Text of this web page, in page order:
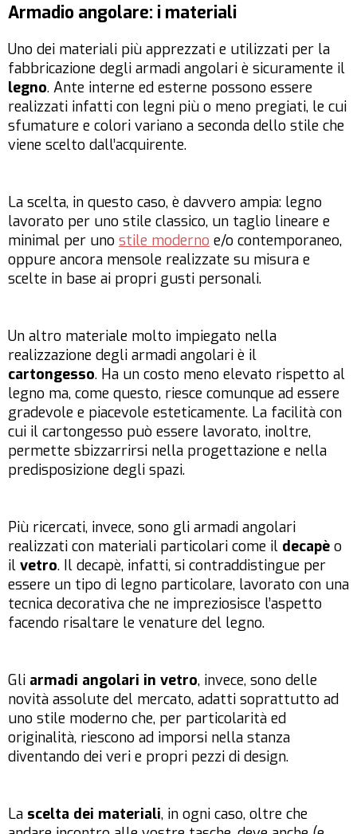
Armadio angolare: i materiali
Uno dei materiali più apprezzati e utilizzati per la
fabbricazione degli armadi angolari è sicuramente il
legno. Ante interne ed esterne possono essere
realizzati infatti con legni più o meno pregiati, le cui
sfumature e colori variano a seconda dello stile che
viene scelto dall’acquirente.
La scelta, in questo caso, è davvero ampia: legno
lavorato per uno stile classico, un taglio lineare e
minimal per uno stile moderno e/o contemporaneo,
oppure ancora mensole realizzate su misura e
scelte in base ai propri gusti personali.
Un altro materiale molto impiegato nella
realizzazione degli armadi angolari è il
cartongesso. Ha un costo meno elevato rispetto al
legno ma, come questo, riesce comunque ad essere
gradevole e piacevole esteticamente. La facilità con
cui il cartongesso può essere lavorato, inoltre,
permette sbizzarrirsi nella progettazione e nella
predisposizione degli spazi.
Più ricercati, invece, sono gli armadi angolari
realizzati con materiali particolari come il decapè o
il vetro. Il decapè, infatti, si contraddistingue per
essere un tipo di legno particolare, lavorato con una
tecnica decorativa che ne impreziosisce l’aspetto
facendo risaltare le venature del legno.
Gli armadi angolari in vetro, invece, sono delle
novità assolute del mercato, adatti soprattutto ad
uno stile moderno che, per particolarità ed
originalità, riescono ad imporsi nella stanza
diventando dei veri e propri pezzi di design.
La scelta dei materiali, in ogni caso, oltre che